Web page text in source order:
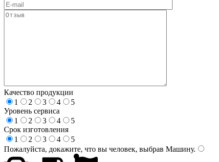
Качество продукции
1
2 3 4
5
Уровень сервиса
1
2 3 4
5
Срок изготовления
1
2 3 4
5
Пожалуйста, докажите, что вы человек, выбрав Машину.